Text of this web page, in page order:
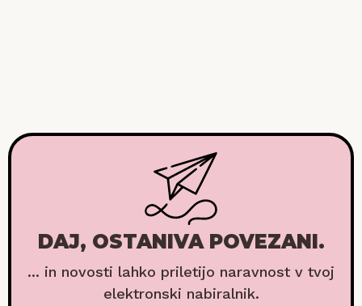
DAJ, OSTANIVA POVEZANI.
... in novosti lahko priletijo naravnost v tvoj
elektronski nabiralnik.